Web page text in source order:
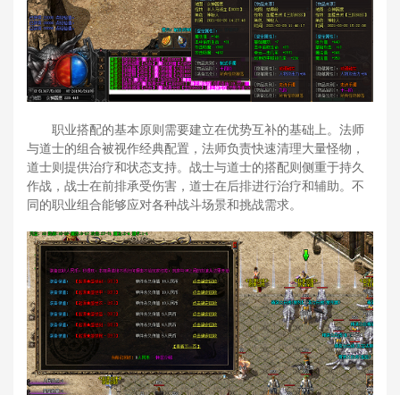
职业搭配的基本原则需要建立在优势互补的基础上。法师
与道士的组合被视作经典配置，法师负责快速清理大量怪物，
道士则提供治疗和状态支持。战士与道士的搭配则侧重于持久
作战，战士在前排承受伤害，道士在后排进行治疗和辅助。不
同的职业组合能够应对各种战斗场景和挑战需求。